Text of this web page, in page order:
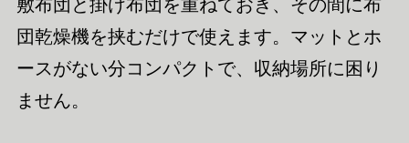
敷布団と掛け布団を重ねておき、その間に布
団乾燥機を挟むだけで使えます。マットとホ
ースがない分コンパクトで、収納場所に困り
ません。